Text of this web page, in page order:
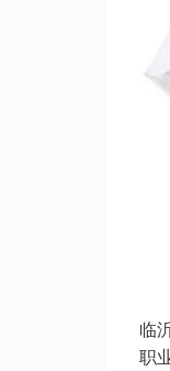
临
职